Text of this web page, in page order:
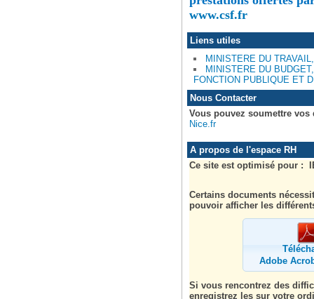
www.csf.fr
Liens utiles
MINISTERE DU
MINISTERE DU
FONCTION PUBLIQUE ET
Nous Contacter
Vous pouvez soumettre
Nice.fr
A propos de l'espace RH
Ce site est optimisé pour :
Certains documents
pouvoir afficher les
Adobe
Si vous rencontrez des
enregistrez les sur votre